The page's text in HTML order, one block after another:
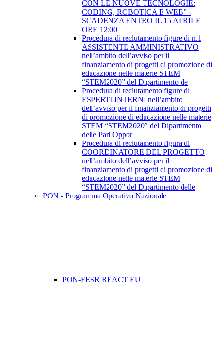
CON LE NUOVE TECNOLOGIE:
CODING, ROBOTICA E WEB” -
SCADENZA ENTRO IL 15 APRILE
ORE 12:00
Procedura di reclutamento figure di n.1
ASSISTENTE AMMINISTRATIVO
nell’ambito dell’avviso per il
finanziamento di progetti di promozione di
educazione nelle materie STEM
“STEM2020” del Dipartimento de
Procedura di reclutamento figure di
ESPERTI INTERNI nell’ambito
dell’avviso per il finanziamento di progetti
di promozione di educazione nelle materie
STEM “STEM2020” del Dipartimento
delle Pari Oppor
Procedura di reclutamento figura di
COORDINATORE DEL PROGETTO
nell’ambito dell’avviso per il
finanziamento di progetti di promozione di
educazione nelle materie STEM
“STEM2020” del Dipartimento delle
PON - Programma Operativo Nazionale
PON-FESR REACT EU